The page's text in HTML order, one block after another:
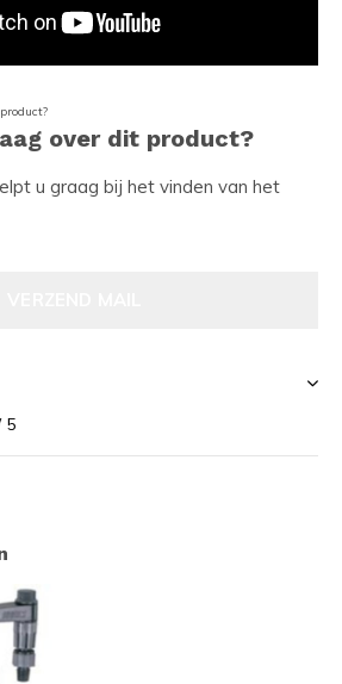
over dit product?
u graag bij het vinden van het
5